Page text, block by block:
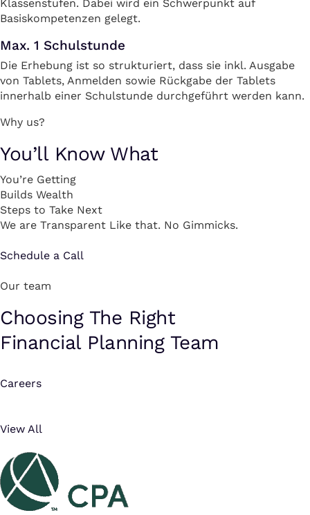
Klassenstufen. Dabei wird ein Schwerpunkt auf
Basiskompetenzen gelegt.
Max. 1 Schulstunde
Die Erhebung ist so strukturiert, dass sie inkl. Ausgabe
von Tablets, Anmelden sowie Rückgabe der Tablets
innerhalb einer Schulstunde durchgeführt werden kann.
Why us?
You’ll Know What
You’re Getting
Builds Wealth
Steps to Take Next
We are Transparent Like that. No Gimmicks.
Schedule a Call
Our team
Choosing The Right
Financial Planning Team
Careers
View All